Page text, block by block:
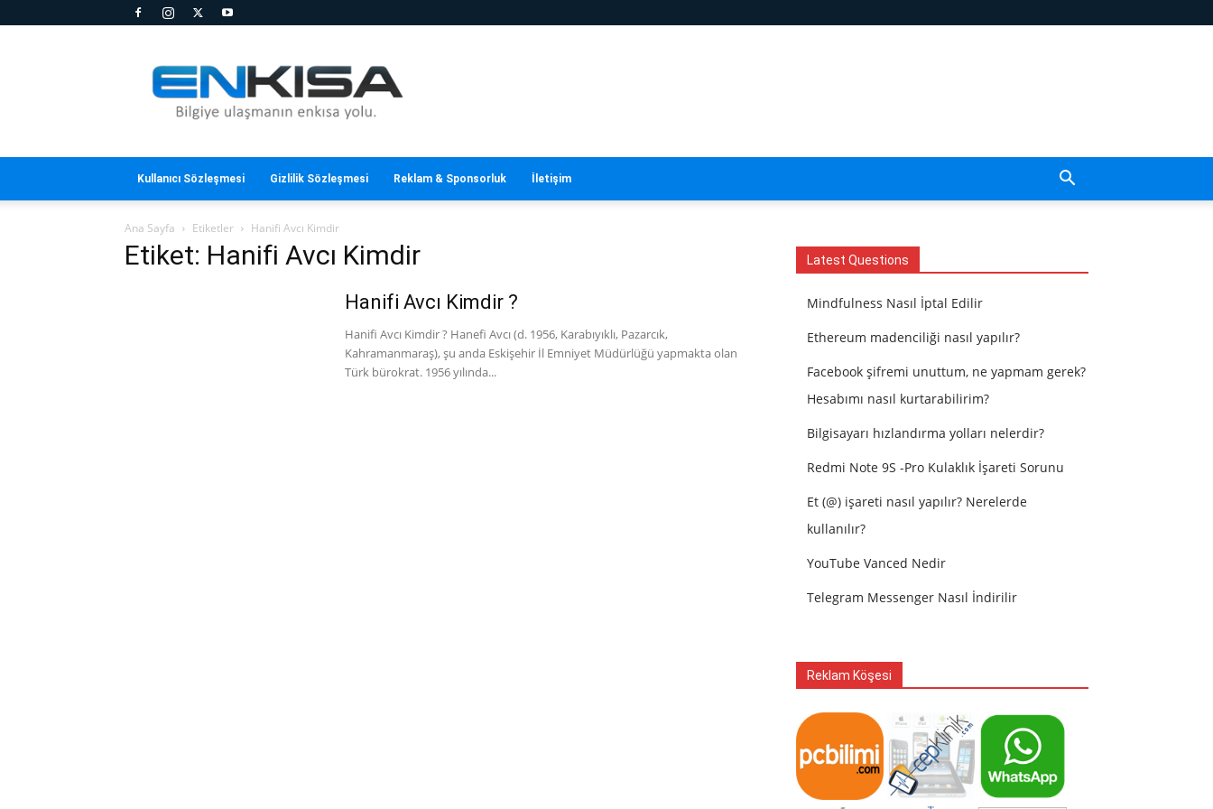
Kısa
Kullanıcı Sözleşmesi Gizlilik Sözleşmesi Reklam & Sponsorluk İletişim
Ana Sayfa Etiketler Hanifi Avcı Kimdir
Etiket: Hanifi Avcı Kimdir
Hanifi Avcı Kimdir ?
Hanifi Avcı Kimdir ? Hanefi Avcı (d. 1956, Karabıyıklı, Pazarcık,
Kahramanmaraş), şu anda Eskişehir İl Emniyet Müdürlüğü yapmakta olan
Türk bürokrat. 1956 yılında...
Latest Questions
Mindfulness Nasıl İptal Edilir
Ethereum madenciliği nasıl yapılır?
Facebook şifremi unuttum, ne yapmam gerek?
Hesabımı nasıl kurtarabilirim?
Bilgisayarı hızlandırma yolları nelerdir?
Redmi Note 9S -Pro Kulaklık İşareti Sorunu
Et (@) işareti nasıl yapılır? Nerelerde
kullanılır?
YouTube Vanced Nedir
Telegram Messenger Nasıl İndirilir
Reklam Köşesi